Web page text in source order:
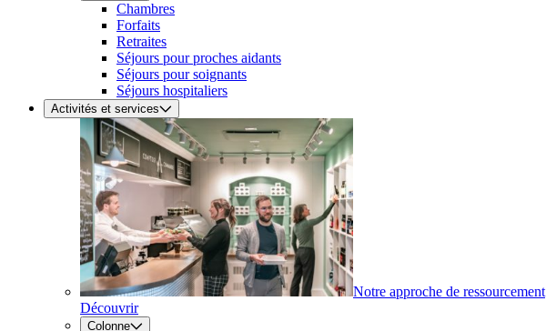
Chambres
Forfaits
Retraites
Séjours pour proches aidants
Séjours pour soignants
Séjours hospitaliers
Activités et services
Notre approche de ressourcement
Découvrir
Colonne